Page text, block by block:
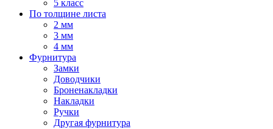
5 класс
По толщине листа
2 мм
3 мм
4 мм
Фурнитура
Замки
Доводчики
Броненакладки
Накладки
Ручки
Другая фурнитура